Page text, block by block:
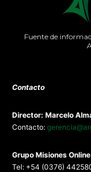
Fuente de
Contacto
Director: Marcelo
Contacto:
Grupo Misiones
Tel: +54 (0376)